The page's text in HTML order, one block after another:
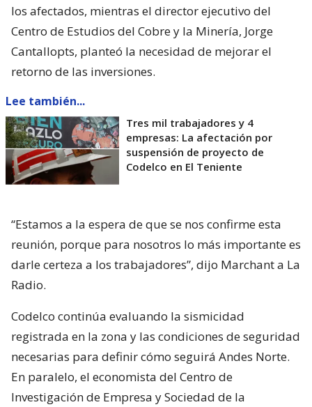
los afectados, mientras el director ejecutivo del
Centro de Estudios del Cobre y la Minería, Jorge
Cantallopts, planteó la necesidad de mejorar el
retorno de las inversiones.
Lee también...
Tres mil trabajadores y 4
empresas: La afectación por
suspensión de proyecto de
Codelco en El Teniente
“Estamos a la espera de que se nos confirme esta
reunión, porque para nosotros lo más importante es
darle certeza a los trabajadores”, dijo Marchant a La
Radio.
Codelco continúa evaluando la sismicidad
registrada en la zona y las condiciones de seguridad
necesarias para definir cómo seguirá Andes Norte.
En paralelo, el economista del Centro de
Investigación de Empresa y Sociedad de la